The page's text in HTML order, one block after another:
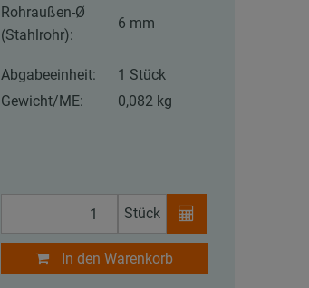
Rohraußen-Ø
(Stahlrohr):
6 mm
Abgabeeinheit:
1 Stück
Gewicht/ME:
0,082 kg
Stück
In den Warenkorb